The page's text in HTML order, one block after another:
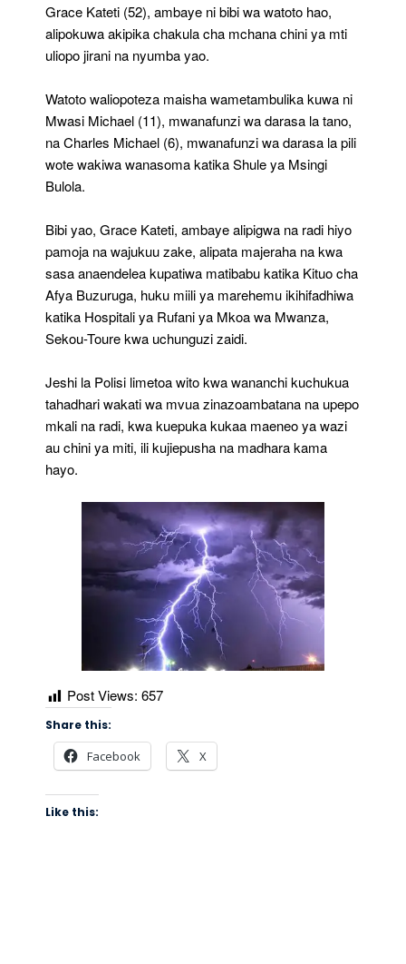
Grace Kateti (52), ambaye ni bibi wa watoto hao,
alipokuwa akipika chakula cha mchana chini ya mti
uliopo jirani na nyumba yao.
Watoto waliopoteza maisha wametambulika kuwa ni
Mwasi Michael (11), mwanafunzi wa darasa la tano,
na Charles Michael (6), mwanafunzi wa darasa la pili
wote wakiwa wanasoma katika Shule ya Msingi
Bulola.
Bibi yao, Grace Kateti, ambaye alipigwa na radi hiyo
pamoja na wajukuu zake, alipata majeraha na kwa
sasa anaendelea kupatiwa matibabu katika Kituo cha
Afya Buzuruga, huku miili ya marehemu ikihifadhiwa
katika Hospitali ya Rufani ya Mkoa wa Mwanza,
Sekou-Toure kwa uchunguzi zaidi.
Jeshi la Polisi limetoa wito kwa wananchi kuchukua
tahadhari wakati wa mvua zinazoambatana na upepo
mkali na radi, kwa kuepuka kukaa maeneo ya wazi
au chini ya miti, ili kujiepusha na madhara kama
hayo.
Post Views: 657
Share this:
Facebook X
Like this: